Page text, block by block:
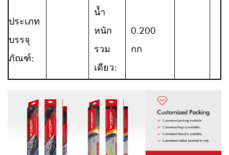
ประเภท
บรรจุ
ภัณฑ์:
น้ำ
หนัก
รวม
เดียว:
0.200
กก